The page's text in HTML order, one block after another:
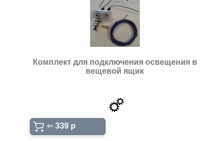
Комплект для подключения освещения в
вещевой ящик
⇐ 339 p